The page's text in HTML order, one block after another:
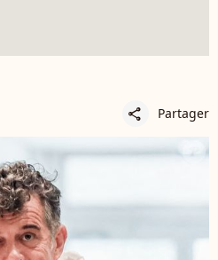
share Partager